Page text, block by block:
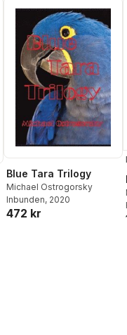
Blue Tara Trilogy
Michael Ostrogorsky
Inbunden, 2020
472 kr